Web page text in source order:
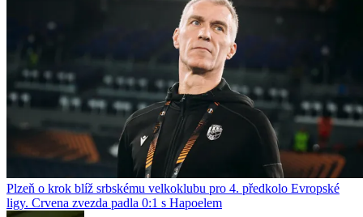
Plzeň o krok blíž srbskému velkoklubu pro 4. předkolo Evropské
ligy. Crvena zvezda padla 0:1 s Hapoelem